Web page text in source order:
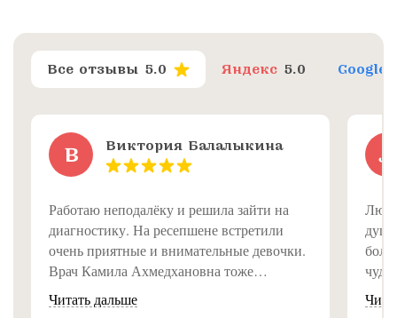
Все отзывы 5.0 Яндекс 5.0 Google
В Виктория Балалыкина
Работаю неподалёку и решила зайти на
диагностику. На ресепшене встретили
очень приятные и внимательные девочки.
Врач Камила Ахмедхановна тоже
замечательная, всё объяснила доступно и
подробно. Впечатление от клиники самое
Читать дальше
Л